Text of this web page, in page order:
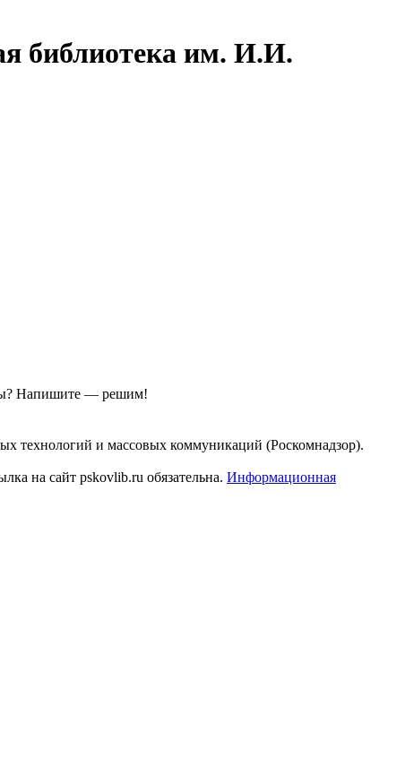
библиотека им. И.И.
Напишите — решим!
технологий и массовых коммуникаций (Роскомнадзор).
на сайт pskovlib.ru обязательна. Информационная